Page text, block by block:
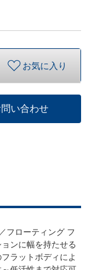
お気に入り
問い合わせ
ローティング フ
ンに幅を持たせる
ラットボディによ